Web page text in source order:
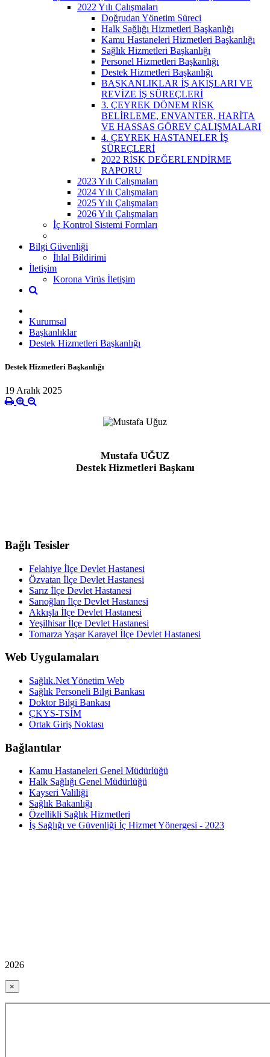
2022 Yılı Çalışmaları
Doğrudan Yönetim Süreci
Halk Sağlığı Hizmetleri Başkanlığı
Kamu Hastaneleri Hizmetleri Başkanlığı
Sağlık Hizmetleri Başkanlığı
Personel Hizmetleri Başkanlığı
Destek Hizmetleri Başkanlığı
BAŞKANLIKLAR İŞ AKIŞLARI VE
REVİZE İŞ SÜREÇLERİ
3. ÇEYREK DÖNEM RİSK
BELİRLEME, ENVANTER, HARİTA
VE HASSAS GÖREV ÇALIŞMALARI
4. ÇEYREK HASTANELER İŞ
SÜREÇLERİ
2022 RİSK DEĞERLENDİRME
RAPORU
2023 Yılı Çalışmaları
2024 Yılı Çalışmaları
2025 Yılı Çalışmaları
2026 Yılı Çalışmaları
İç Kontrol Sistemi Formları
Bilgi Güvenliği
İhlal Bildirimi
İletişim
Korona Virüs İletişim
Kurumsal
Başkanlıklar
Destek Hizmetleri Başkanlığı
Destek Hizmetleri Başkanlığı
19 Aralık 2025
Mustafa UĞUZ
Destek Hizmetleri Başkanı
Bağlı Tesisler
Felahiye İlçe Devlet Hastanesi
Özvatan İlçe Devlet Hastanesi
Sarız İlçe Devlet Hastanesi
Sarıoğlan İlçe Devlet Hastanesi
Akkışla İlçe Devlet Hastanesi
Yeşilhisar İlçe Devlet Hastanesi
Tomarza Yaşar Karayel İlçe Devlet Hastanesi
Web Uygulamaları
Sağlık.Net Yönetim Web
Sağlık Personeli Bilgi Bankası
Doktor Bilgi Bankası
ÇKYS-TSİM
Ortak Giriş Noktası
Bağlantılar
Kamu Hastaneleri Genel Müdürlüğü
Halk Sağlığı Genel Müdürlüğü
Kayseri Valiliği
Sağlık Bakanlığı
Özellikli Sağlık Hizmetleri
İş Sağlığı ve Güvenliği İç Hizmet Yönergesi - 2023
2026
×